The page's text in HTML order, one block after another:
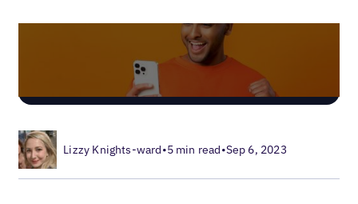
Lizzy Knights-ward•5 min read•Sep 6, 2023